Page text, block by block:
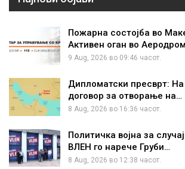
Пожарна состојба во
Активен оган во
9 Aug, 2026 во 09:46 часот.
Дипломатски пресврт:
договор за отворање на…
8 Aug, 2026 во 16:36 часот.
Политичка војна за
ВЛЕН го нарече Груби…
8 Aug, 2026 во 12:38 часот.